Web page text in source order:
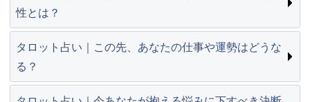
性とは？
タロット占い｜この先、あなたの仕事や運勢はどうな
る？